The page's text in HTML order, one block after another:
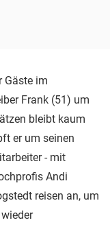
Gäste im
Frank (51) um
bleibt kaum
er um seinen
- mit
Andi
reisen an, um
wieder